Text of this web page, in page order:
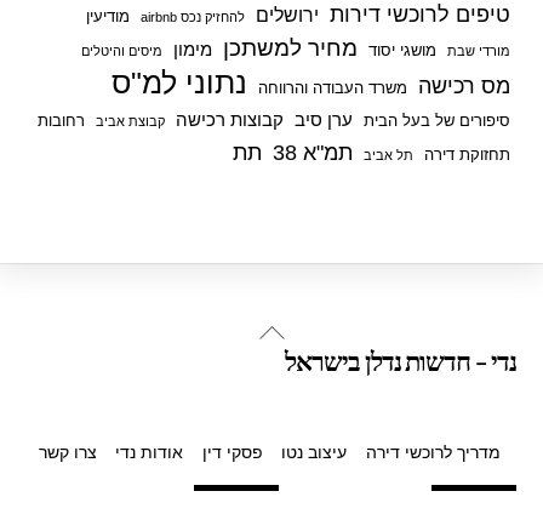
טיפים לרוכשי דירות ירושלים להחזיק נכס airbnb מודיעין
מורדי שבת מושגי יסוד מחיר למשתכן מימון מיסים והיטלים
מס רכישה משרד העבודה והרווחה נתוני למ"ס
סיפורים של בעל הבית ערן סיב קבוצות רכישה קבוצת אביב
רחובות
תחזוקת דירה
תל אביב תמ"א 38 תת
Back
נדי - חדשות נדלן בישראל
מדריך לרוכשי דירה עיצוב נטו פסקי דין אודות נדי צרו קשר